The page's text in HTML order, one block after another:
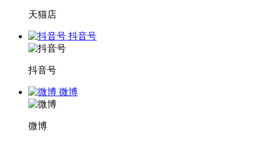
天猫店
抖音号
抖音号
微博
微博